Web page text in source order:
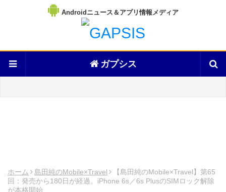
Androidニュース＆アプリ情報メディア
ガプシス
ホーム 島田純のMobile×Travel
【島田純のMobile×Travel】第65
回：発売から180日が経過。iPhone 6s／6s PlusのSIMロック解除
が本格開始